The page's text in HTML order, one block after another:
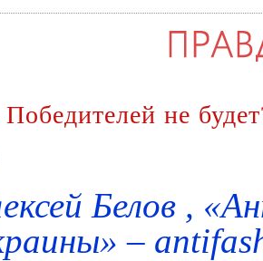
не
Белов ,
–